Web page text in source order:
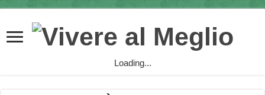
Loading...